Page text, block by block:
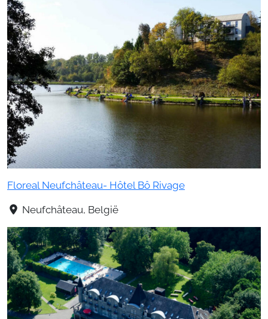
Floreal Neufchâteau- Hôtel Bô Rivage
Neufchâteau, België